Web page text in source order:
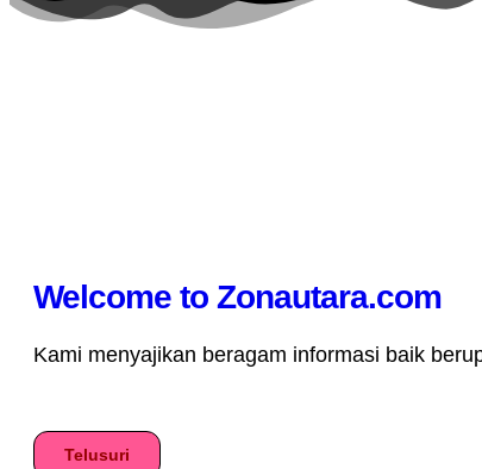
Welcome to Zonautara.com
Kami menyajikan beragam informasi baik
Telusuri